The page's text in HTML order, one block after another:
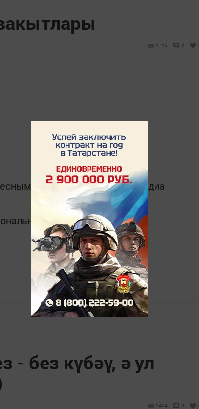
1713 0
в Telegram-каналеТатмедиа
мессенджере MАХ:
- без күбәү, ә ул
1404 0